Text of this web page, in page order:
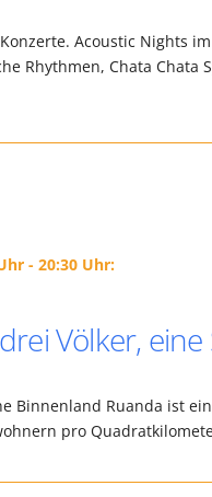
Acoustic Nights
Rhythmen, Chata Chata
- 20:30 Uhr:
Völker,
Binnenland Ruanda ist
pro